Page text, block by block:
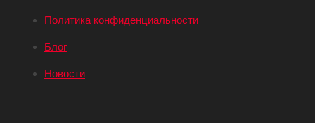
Политика конфиденциальности
Блог
Новости